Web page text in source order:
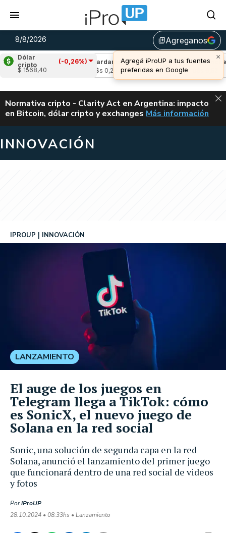
8/8/2026 library_addAgreganos
×
Agregá iProUP a tus fuentes
preferidas en Google
Dólar
cripto
(-0,26%)
$ 1568,40
(0,69%)
Cardano (-1,43%)
u$s 0,20
Avalanche
u$s 6,52
ALERTA
Normativa cripto - Clarity Act en Argentina: impacto
en Bitcoin, dólar cripto y exchanges CLARITY ACT EN
Más información
INNOVACIÓN
Sonic, una solución de segunda capa en la red
Solana, anunció el lanzamiento del primer juego
que funcionará dentro de una red social de videos
y fotos
IPROUP INNOVACIÓN
PoriProUP
28.10.2024 • 08:33hs • Lanzamiento
LANZAMIENTO
El auge de los juegos en
Telegram llega a TikTok: cómo
es SonicX, el nuevo juego de
Solana en la red social